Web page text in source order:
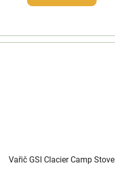
Vařič GSI Clacier Camp Stove